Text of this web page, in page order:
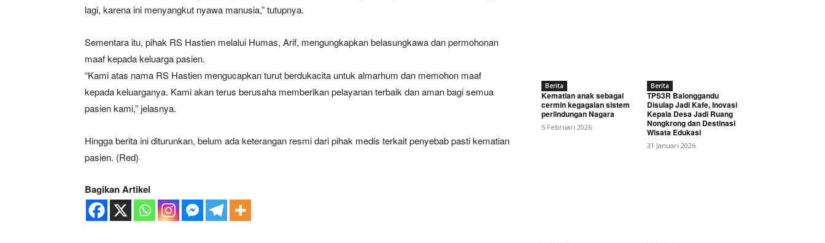
lagi, karena ini menyangkut nyawa manusia,” tutupnya.
Sementara itu, pihak RS Hastien melalui Humas, Arif, mengungkapkan belasungkawa dan permohonan
maaf kepada keluarga pasien.
“Kami atas nama RS Hastien mengucapkan turut berdukacita untuk almarhum dan memohon maaf
kepada keluarganya. Kami akan terus berusaha memberikan pelayanan terbaik dan aman bagi semua
pasien kami,” jelasnya.
Hingga berita ini diturunkan, belum ada keterangan resmi dari pihak medis terkait penyebab pasti kematian
pasien. (Red)
Bagikan Artikel
Berita
Kematian anak sebagai
cermin kegagalan sistem
perlindungan Nagara
5 Februari 2026
Berita
TPS3R Balonggandu
Disulap Jadi Kafe, Inovasi
Kepala Desa Jadi Ruang
Nongkrong dan Destinasi
Wisata Edukasi
31 Januari 2026